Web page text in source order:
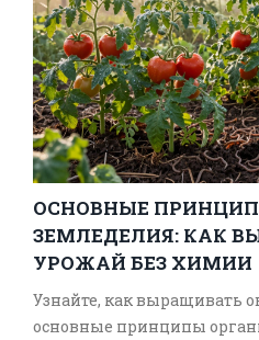
ОСНОВНЫЕ
ЗЕМЛЕДЕЛИЯ: КАК
УРОЖАЙ БЕЗ ХИМИИ
Узнайте, как выращивать
основные принципы